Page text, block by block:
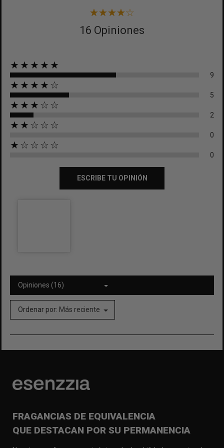
16 Opiniones
★★★★★
9
★★★★☆
5
★★★☆☆
2
★★☆☆☆
0
★☆☆☆☆
0
ESCRIBE TU OPINIÓN
Opiniones (16)
Ordenar por: Más reciente
FRAGANCIAS DE EQUIVALENCIA
QUE DESTACAN POR SU PERMANENCIA